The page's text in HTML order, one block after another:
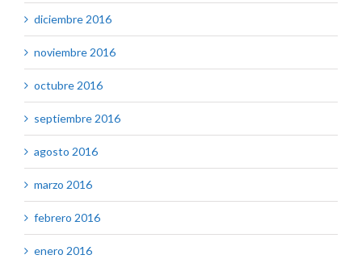
diciembre 2016
noviembre 2016
octubre 2016
septiembre 2016
agosto 2016
marzo 2016
febrero 2016
enero 2016